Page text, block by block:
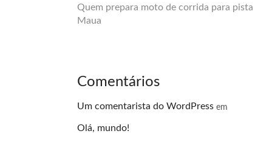
Quem prepara moto de corrida para pista
Maua
Comentários
Um comentarista do WordPress em
Olá, mundo!